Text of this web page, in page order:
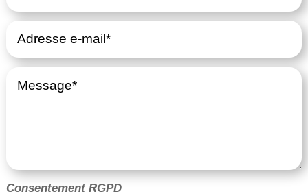
Consentement RGPD